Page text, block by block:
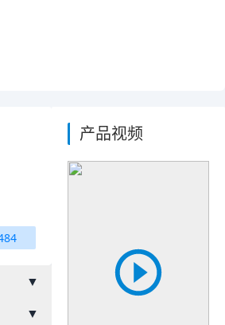
▼
▼
产品视频